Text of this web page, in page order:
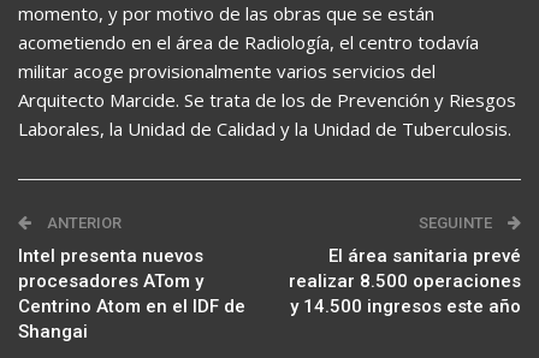
momento, y por motivo de las obras que se están
acometiendo en el área de Radiología, el centro todavía
militar acoge provisionalmente varios servicios del
Arquitecto Marcide. Se trata de los de Prevención y Riesgos
Laborales, la Unidad de Calidad y la Unidad de Tuberculosis.
ANTERIOR
Intel presenta nuevos
procesadores ATom y
Centrino Atom en el IDF de
Shangai
SEGUINTE
El área sanitaria prevé
realizar 8.500 operaciones
y 14.500 ingresos este año